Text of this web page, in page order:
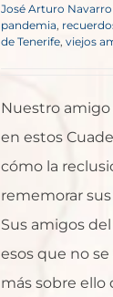
José Arturo
pandemia
de Tenerife, viejos
Nuestro amigo
en estos
cómo la
rememorar
Sus amigos
esos que no
más sobre ello